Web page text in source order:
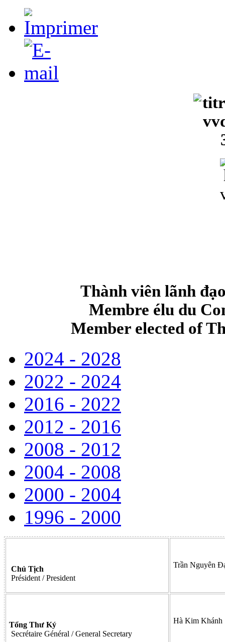
Thành viên lãnh
Membre élu du
Member elected of
2024 - 2028
2022 - 2024
2016 - 2022
2012 - 2016
2008 - 2012
2004 - 2008
2000 - 2004
1996 - 2000
Chủ Tịch
Président / President
Trần Nguyên
Tổng Thư Ký
Secrétaire Général / General Secretary
Hà Kim Khánh